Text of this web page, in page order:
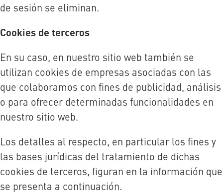
de sesión se eliminan.
Cookies de terceros
En su caso, en nuestro sitio web también se
utilizan cookies de empresas asociadas con las
que colaboramos con fines de publicidad, análisis
o para ofrecer determinadas funcionalidades en
nuestro sitio web.
Los detalles al respecto, en particular los fines y
las bases jurídicas del tratamiento de dichas
cookies de terceros, figuran en la información que
se presenta a continuación.